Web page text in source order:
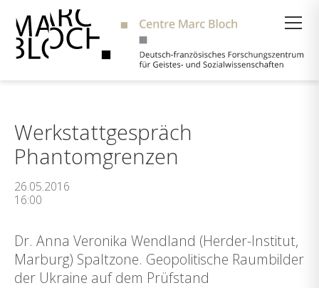
Werkstattgespräch
Phantomgrenzen
26.05.2016
16:00
Dr. Anna Veronika Wendland (Herder-Institut,
Marburg) Spaltzone. Geopolitische Raumbilder
der Ukraine auf dem Prüfstand